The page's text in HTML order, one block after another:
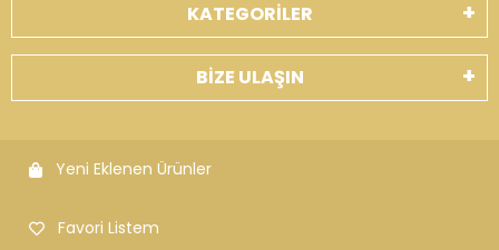
KATEGORİLER
BİZE ULAŞIN
Yeni Eklenen Ürünler
Favori Listem